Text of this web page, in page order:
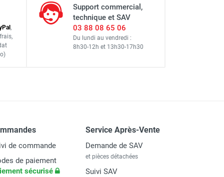
Pal ,
,
Support commercial,
technique et SAV
03 88 08 65 06
Du lundi au vendredi :
8h30-12h et 13h30-17h30
de commande
de paiement
sécurisé
Service Après-Vente
Demande de SAV
et pièces détachées
Suivi SAV